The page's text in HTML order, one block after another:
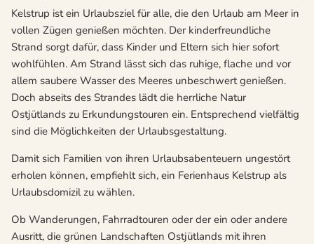
Kelstrup ist ein Urlaubsziel für alle, die den Urlaub am Meer in
vollen Zügen genießen möchten. Der kinderfreundliche
Strand sorgt dafür, dass Kinder und Eltern sich hier sofort
wohlfühlen. Am Strand lässt sich das ruhige, flache und vor
allem saubere Wasser des Meeres unbeschwert genießen.
Doch abseits des Strandes lädt die herrliche Natur
Ostjütlands zu Erkundungstouren ein. Entsprechend vielfältig
sind die Möglichkeiten der Urlaubsgestaltung.
Damit sich Familien von ihren Urlaubsabenteuern ungestört
erholen können, empfiehlt sich, ein Ferienhaus Kelstrup als
Urlaubsdomizil zu wählen.
Ob Wanderungen, Fahrradtouren oder der ein oder andere
Ausritt, die grünen Landschaften Ostjütlands mit ihren